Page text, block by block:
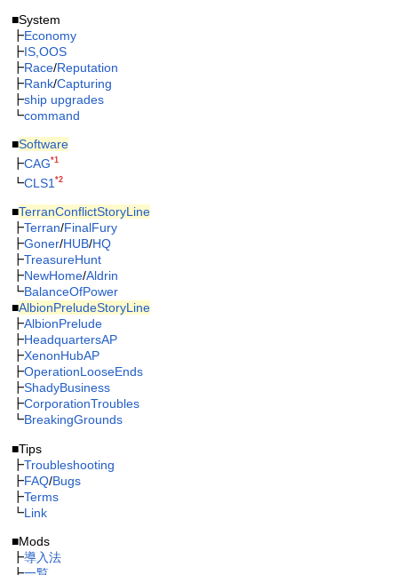
■System
┣Economy
┣IS,OOS
┣Race/Reputation
┣Rank/Capturing
┣ship upgrades
┗command
■Software
┣CAG*1
┗CLS1 *2
■TerranConflictStoryLine
┣Terran/FinalFury
┣Goner/HUB/HQ
┣TreasureHunt
┣NewHome/Aldrin
┗BalanceOfPower
■AlbionPreludeStoryLine
┣AlbionPrelude
┣HeadquartersAP
┣XenonHubAP
┣OperationLooseEnds
┣ShadyBusiness
┣CorporationTroubles
┗BreakingGrounds
■Tips
┣Troubleshooting
┣FAQ/Bugs
┣Terms
┗Link
■Mods
┣導入法